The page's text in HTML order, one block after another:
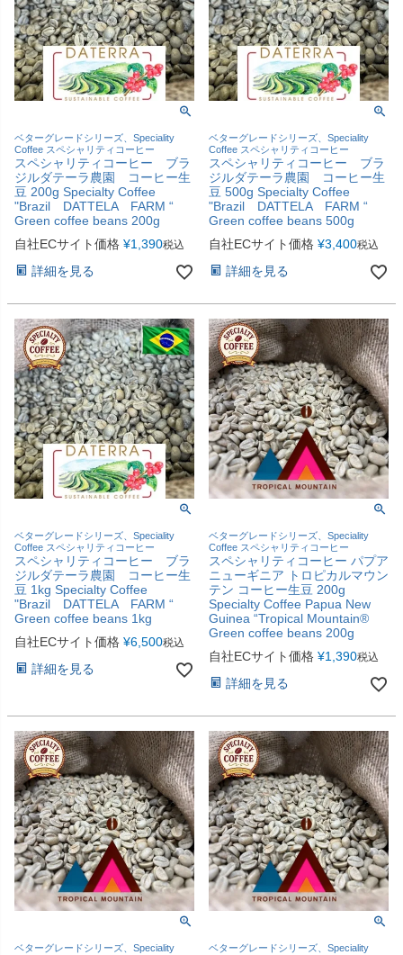
ベターグレードシリーズ、Speciality
Coffee スペシャリティコーヒー
スペシャリティコーヒー ブラ
ジルダテーラ農園 コーヒー生
豆 200g Specialty Coffee
"Brazil DATTELA FARM “
Green coffee beans 200g
自社ECサイト価格 ¥1,390税込
詳細を見る
ベターグレードシリーズ、Speciality
Coffee スペシャリティコーヒー
スペシャリティコーヒー ブラ
ジルダテーラ農園 コーヒー生
豆 500g Specialty Coffee
"Brazil DATTELA FARM “
Green coffee beans 500g
自社ECサイト価格 ¥3,400税込
詳細を見る
ベターグレードシリーズ、Speciality
Coffee スペシャリティコーヒー
スペシャリティコーヒー ブラ
ジルダテーラ農園 コーヒー生
豆 1kg Specialty Coffee
"Brazil DATTELA FARM “
Green coffee beans 1kg
自社ECサイト価格 ¥6,500税込
詳細を見る
ベターグレードシリーズ、Speciality
Coffee スペシャリティコーヒー
スペシャリティコーヒー パプア
ニューギニア トロピカルマウン
テン コーヒー生豆 200g
Specialty Coffee Papua New
Guinea “Tropical Mountain®
Green coffee beans 200g
自社ECサイト価格 ¥1,390税込
詳細を見る
ベターグレードシリーズ、Speciality
ベターグレードシリーズ、Speciality